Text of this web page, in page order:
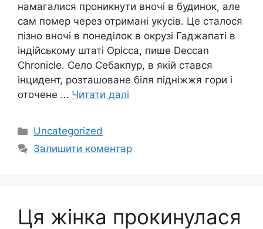
намагалися проникнути вночі в будинок, але
сам помер через отримані укусів. Це сталося
пізно вночі в понеділок в окрузі Гаджапаті в
індійському штаті Орісса, пише Deccan
Chronicle. Село Себакпур, в якій стався
інцидент, розташоване біля підніжжя гори і
оточене … Читати далі
Категорії
Uncategorized
Залишити коментар
Ця жінка прокинулася